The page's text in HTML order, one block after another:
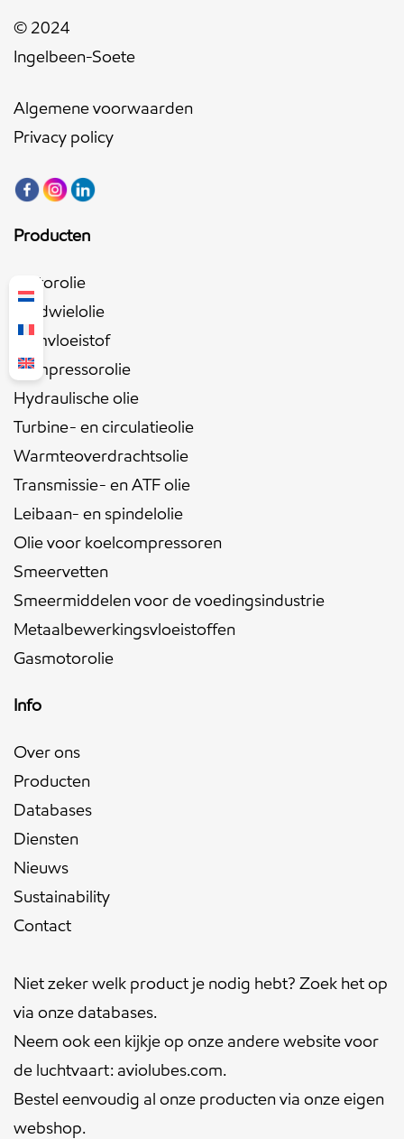
© 2024
Ingelbeen-Soete
Algemene voorwaarden
Privacy policy
Producten
Motorolie
Tandwielolie
Remvloeistof
Compressorolie
Hydraulische olie
Turbine- en circulatieolie
Warmteoverdrachtsolie
Transmissie- en ATF olie
Leibaan- en spindelolie
Olie voor koelcompressoren
Smeervetten
Smeermiddelen voor de voedingsindustrie
Metaalbewerkingsvloeistoffen
Gasmotorolie
Info
Over ons
Producten
Databases
Diensten
Nieuws
Sustainability
Contact
Niet zeker welk product je nodig hebt? Zoek het op
via onzedatabases.
Neem ook een kijkje op onze andere website voor
de luchtvaart: aviolubes.com.
Bestel eenvoudig al onze producten via onze eigen
webshop.